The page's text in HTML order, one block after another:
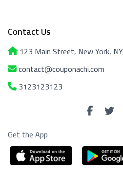
Contact Us
123 Main Street, New York,
contact@couponachi.com
3123123123
Get the App